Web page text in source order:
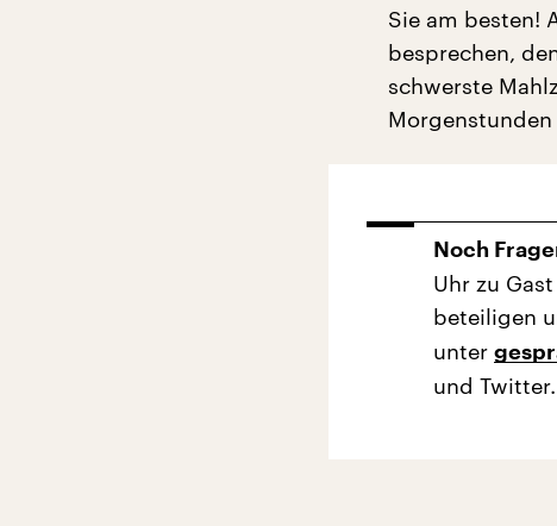
Sie am besten!
besprechen,
schwerste
Noch
Uhr zu
beteiligen
unter
und Twitter.